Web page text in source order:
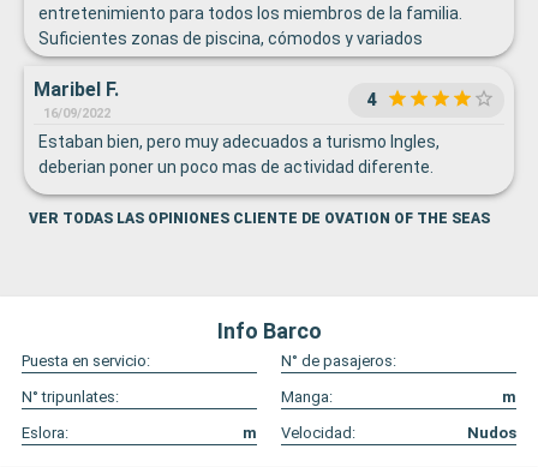
entretenimiento para todos los miembros de la familia.
Suficientes zonas de piscina, cómodos y variados
restaurantes de especialidades y pu tuqlidad para todo.
Embarque cómodo y desembarque organizado y rápido.
Maribel F.
16/09/2022
4
Estaban bien, pero muy adecuados a turismo Ingles,
deberian poner un poco mas de actividad diferente.
VER TODAS LAS OPINIONES CLIENTE DE OVATION OF THE SEAS
Info Barco
Puesta en servicio:
N° de pasajeros:
N° tripunlates:
Manga:
m
Eslora:
m Velocidad: Nudos